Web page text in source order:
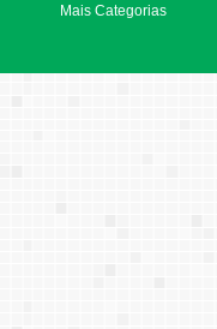
Mais Categorias